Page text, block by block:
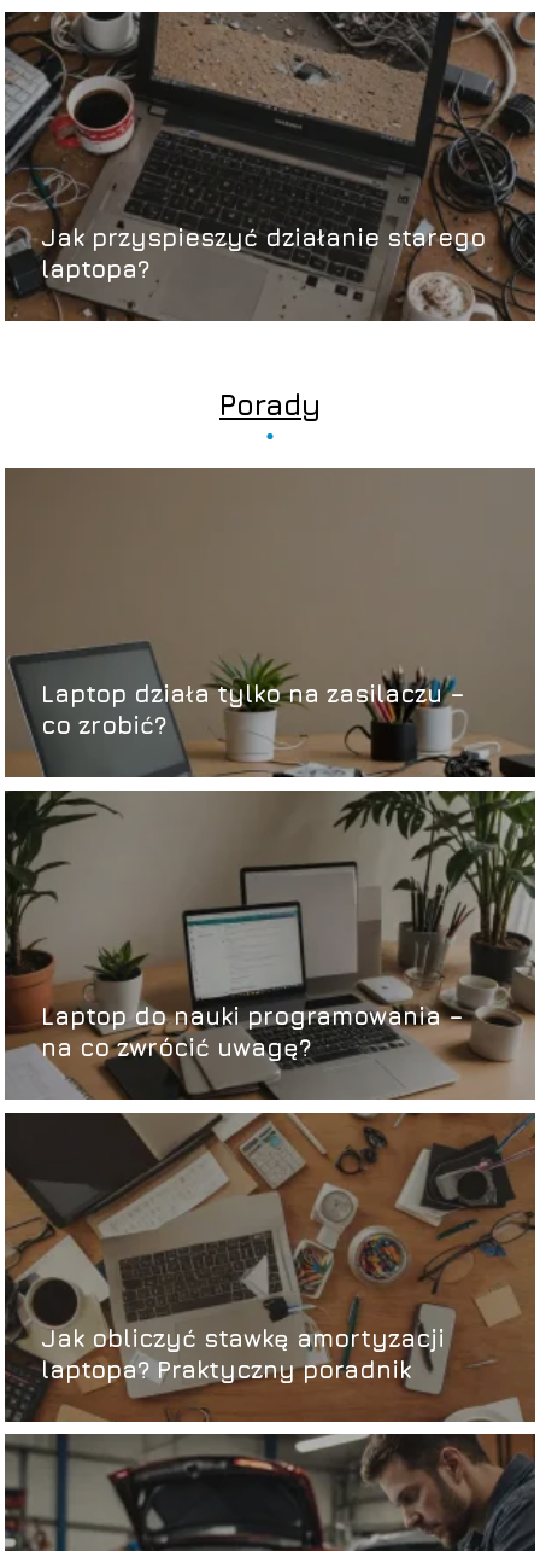
Jak przyspieszyć działanie starego
laptopa?
Porady
Laptop działa tylko na zasilaczu –
co zrobić?
Laptop do nauki programowania –
na co zwrócić uwagę?
Jak obliczyć stawkę amortyzacji
laptopa? Praktyczny poradnik